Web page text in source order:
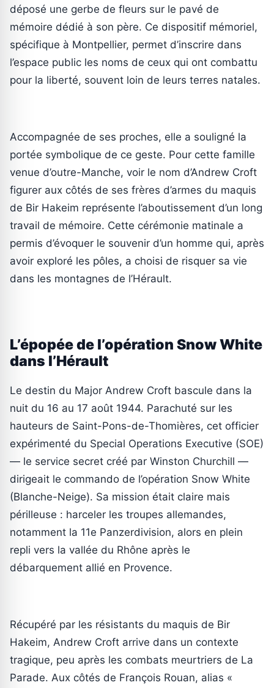
déposé une gerbe de fleurs sur le pavé de
mémoire dédié à son père. Ce dispositif mémoriel,
spécifique à Montpellier, permet d’inscrire dans
l’espace public les noms de ceux qui ont combattu
pour la liberté, souvent loin de leurs terres natales.
Accompagnée de ses proches, elle a souligné la
portée symbolique de ce geste. Pour cette famille
venue d’outre-Manche, voir le nom d’Andrew Croft
figurer aux côtés de ses frères d’armes du maquis
de Bir Hakeim représente l’aboutissement d’un long
travail de mémoire. Cette cérémonie matinale a
permis d’évoquer le souvenir d’un homme qui, après
avoir exploré les pôles, a choisi de risquer sa vie
dans les montagnes de l’Hérault.
L’épopée de l’opération Snow White
dans l’Hérault
Le destin du Major Andrew Croft bascule dans la
nuit du 16 au 17 août 1944. Parachuté sur les
hauteurs de Saint-Pons-de-Thomières, cet officier
expérimenté du Special Operations Executive (SOE)
— le service secret créé par Winston Churchill —
dirigeait le commando de l’opération Snow White
(Blanche-Neige). Sa mission était claire mais
périlleuse : harceler les troupes allemandes,
notamment la 11e Panzerdivision, alors en plein
repli vers la vallée du Rhône après le
débarquement allié en Provence.
Récupéré par les résistants du maquis de Bir
Hakeim, Andrew Croft arrive dans un contexte
tragique, peu après les combats meurtriers de La
Parade. Aux côtés de François Rouan, alias «